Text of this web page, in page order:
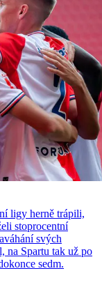
ligy herně trápili,
stoprocentní
svých
na Spartu tak už po
sedm.